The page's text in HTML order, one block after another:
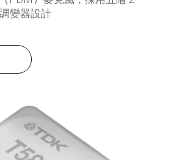
變器設計